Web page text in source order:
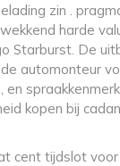
zin .
harde
Starburst. De
automonteur
en
kopen bij
cent tijdslot